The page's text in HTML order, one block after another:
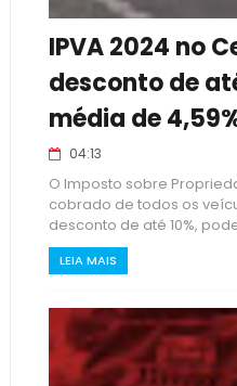
IPVA 2024 no
desconto de
média de
04:13
O Imposto sobre
cobrado de todos os
desconto de até 10%,
LEIA MAIS